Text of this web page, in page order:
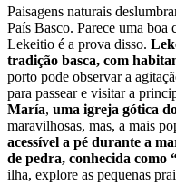
Paisagens naturais
País Basco. Parece uma boa
Lekeitio é a prova disso.
tradição basca, com
porto pode observar a
para passear e visitar a
María, uma igreja gótica
maravilhosas, mas, a mais
acessível a pé durante a
de pedra, conhecida como
ilha, explore as pequenas